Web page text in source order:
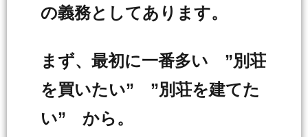
の義務としてあります。
まず、最初に一番多い ”別荘
を買いたい” ”別荘を建てた
い” から。